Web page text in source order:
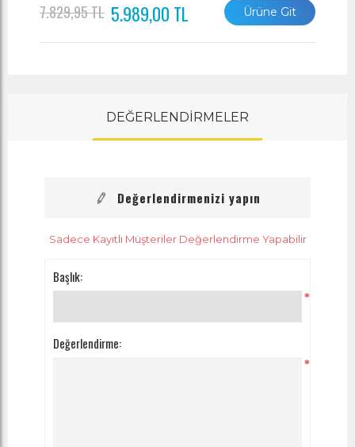
7.829,95 TL 5.989,00 TL Ürüne Git
DEĞERLENDİRMELER
Değerlendirmenizi yapın
Sadece Kayıtlı Müşteriler Değerlendirme Yapabilir
Başlık:
*
Değerlendirme:
*